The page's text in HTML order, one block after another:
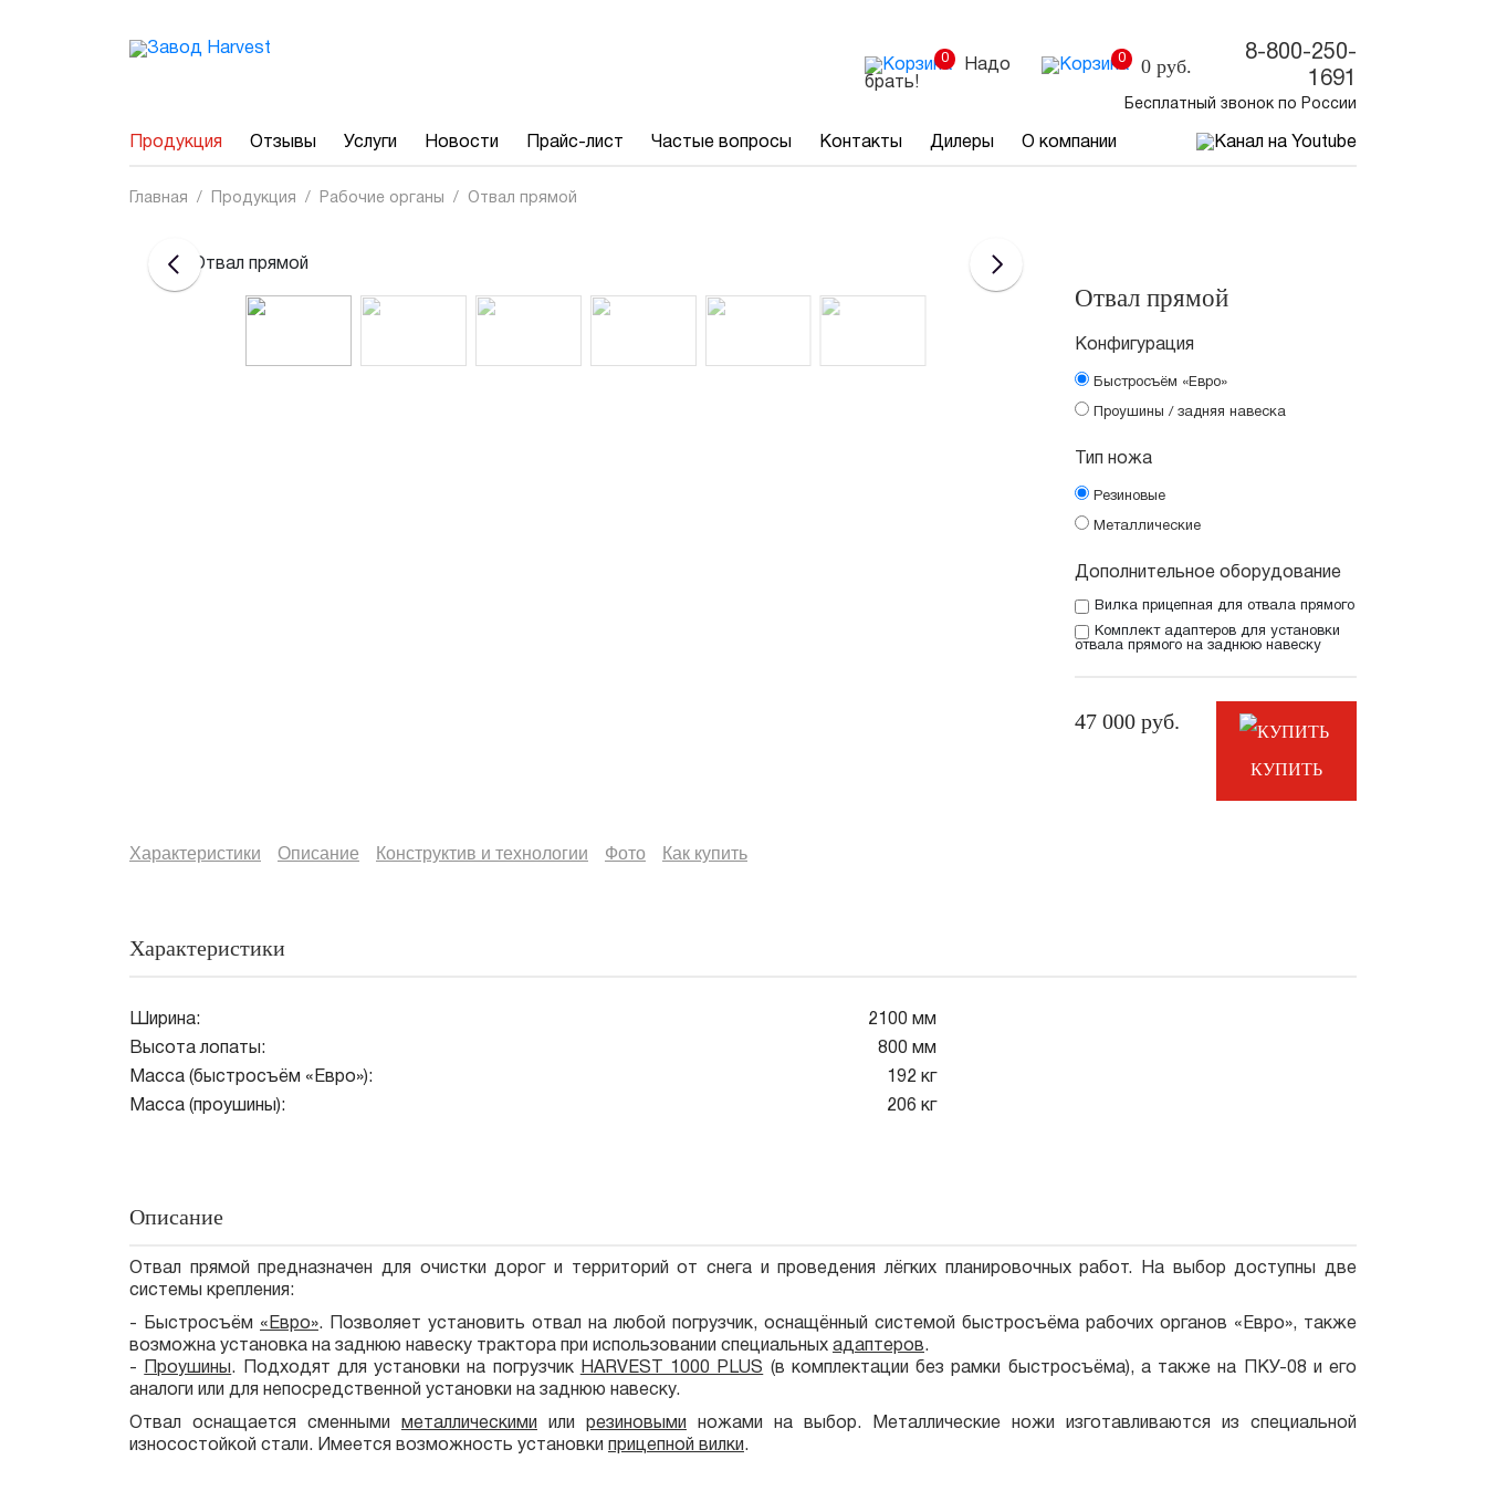
0
Надо
брать!
0 0 руб.
8-800-250-
1691
Бесплатный звонок по России
Продукция Отзывы Услуги Новости Прайс-лист Частые вопросы Контакты Дилеры О компании
Главная / Продукция / Рабочие органы / Отвал прямой
Отвал прямой
Конфигурация
Быстросъём «Евро»
Проушины / задняя навеска
Тип ножа
Резиновые
Металлические
Дополнительное оборудование
Вилка прицепная для отвала прямого
Комплект адаптеров для установки
отвала прямого на заднюю навеску
47 000 руб.
КУПИТЬ
Характеристики Описание Конструктив и технологии Фото Как купить
Характеристики
Ширина:
2100 мм
Высота лопаты:
800 мм
Масса (быстросъём «Евро»):
192 кг
Масса (проушины):
206 кг
Описание
Отвал прямой предназначен для очистки дорог и территорий от снега и проведения лёгких планировочных работ. На выбор доступны две
системы крепления:
- Быстросъём «Евро». Позволяет установить отвал на любой погрузчик, оснащённый системой быстросъёма рабочих органов «Евро», также
возможна установка на заднюю навеску трактора при использовании специальных адаптеров.
-
Проушины . Подходят для установки на погрузчик HARVEST 1000 PLUS (в комплектации без рамки быстросъёма), а также на ПКУ-08 и его
аналоги или для непосредственной установки на заднюю навеску.
Отвал оснащается сменными металлическими или резиновыми
ножами на выбор. Металлические ножи изготавливаются из специальной
износостойкой стали. Имеется возможность установки прицепной вилки .